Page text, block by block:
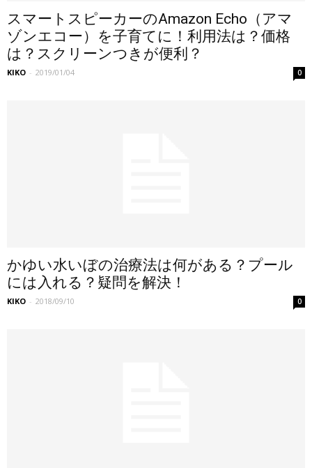
スマートスピーカーのAmazon Echo（アマ
ゾンエコー）を子育てに！利用法は？価格
は？スクリーンつきが便利？
KIKO - 2019/01/04 0
かゆい水いぼの治療法は何がある？プール
には入れる？疑問を解決！
KIKO - 2018/09/10 0